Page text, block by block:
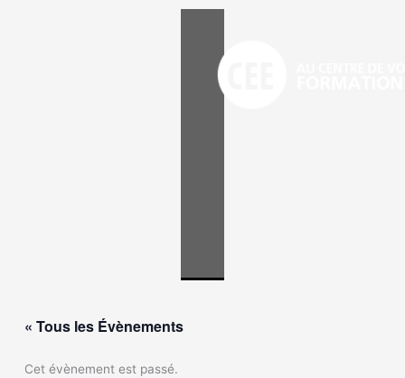
« Tous les Évènements
Cet évènement est passé.